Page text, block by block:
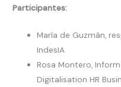
Participantes:
María de Guzmán,
IndesIA
Rosa Montero,
Digitalisation HR